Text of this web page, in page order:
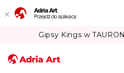
Adria Art
Przejdź do aplikacji
Arena Kraków!